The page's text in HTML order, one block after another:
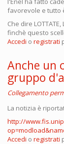
favorevole e tutto
Che dire
finchè questo
Accedi o registrati
Anche un
gruppo
Collegamento
La notizia è
http://
Accedi o registrati